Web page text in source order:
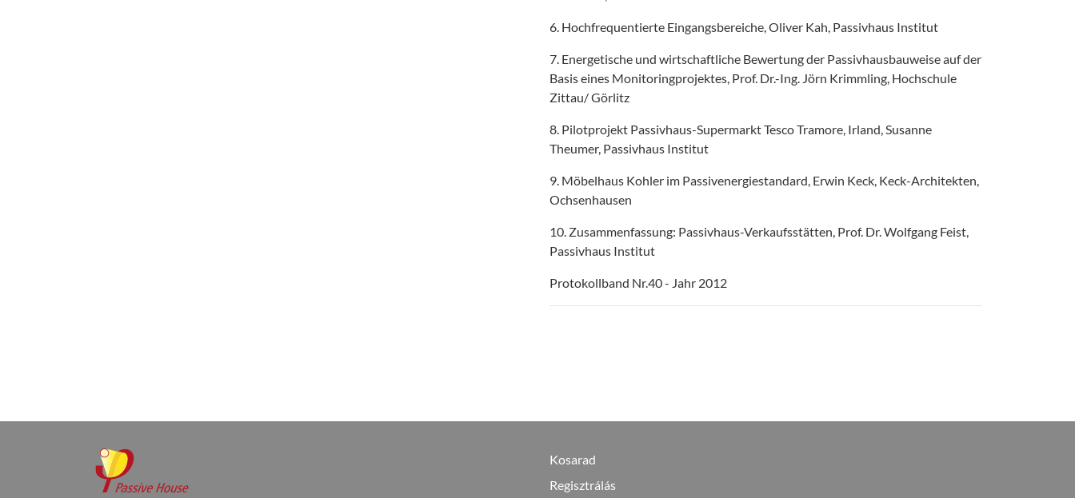
6. Hochfrequentierte Eingangsbereiche, Oliver Kah, Passivhaus Institut
7. Energetische und wirtschaftliche Bewertung der Passivhausbauweise auf der
Basis eines Monitoringprojektes, Prof. Dr.-Ing. Jörn Krimmling, Hochschule
Zittau/ Görlitz
8. Pilotprojekt Passivhaus-Supermarkt Tesco Tramore, Irland, Susanne
Theumer, Passivhaus Institut
9. Möbelhaus Kohler im Passivenergiestandard, Erwin Keck, Keck-Architekten,
Ochsenhausen
10. Zusammenfassung: Passivhaus-Verkaufsstätten, Prof. Dr. Wolfgang Feist,
Passivhaus Institut
Protokollband Nr.40 - Jahr 2012
Kosarad
Regisztrálás